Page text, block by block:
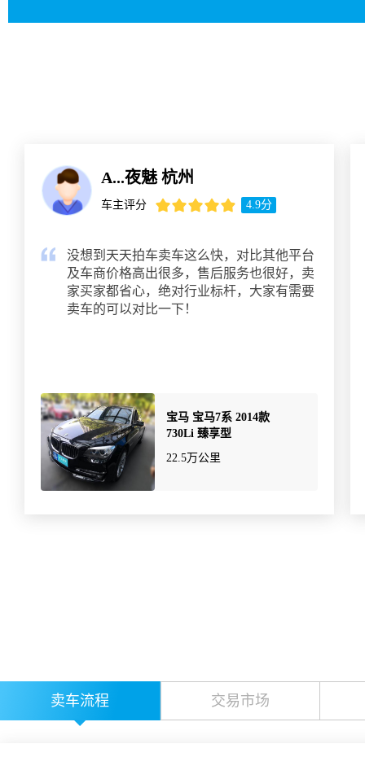
A...夜魅 杭州
车主评分 4.9分
没想到天天拍车卖车这么快，对比其他平台
及车商价格高出很多，售后服务也很好，卖
家买家都省心，绝对行业标杆，大家有需要
卖车的可以对比一下！
宝马 宝马7系 2014款
730Li 臻享型
22.5万公里
卖车流程 交易市场